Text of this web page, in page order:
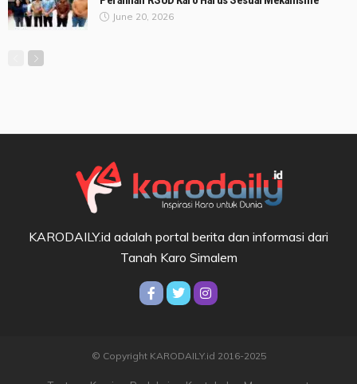
June 20, 2026
KARODAILY.id adalah portal berita dan informasi dari
Tanah Karo Simalem
© Copyright KARODAILY.id 2016-2025